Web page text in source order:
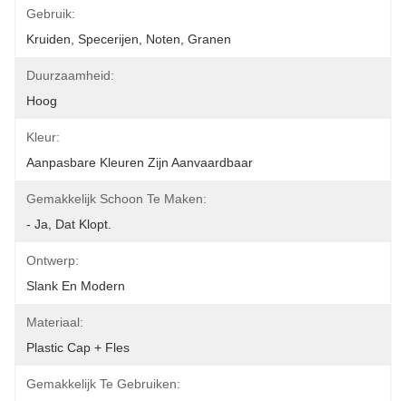
Gebruik:
Kruiden, Specerijen, Noten, Granen
Duurzaamheid:
Hoog
Kleur:
Aanpasbare Kleuren Zijn Aanvaardbaar
Gemakkelijk Schoon Te Maken:
- Ja, Dat Klopt.
Ontwerp:
Slank En Modern
Materiaal:
Plastic Cap + Fles
Gemakkelijk Te Gebruiken: